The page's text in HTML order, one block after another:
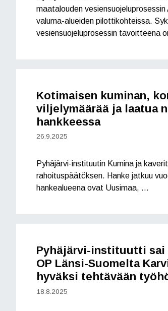
maatalouden
valuma-alueiden pilottikohteissa.
vesiensuojeluprosessin tavoitteena
Kotimaisen kuminan,
viljelymäärää ja laatua
hankkeessa
26.9.2025
Pyhäjärvi-instituutin Kumina ja
rahoituspäätöksen. Hanke jatkuu
hankealueena ovat Uusimaa, …
Pyhäjärvi-instituutti sai
OP Länsi-Suomelta
hyväksi tehtävään
18.8.2025